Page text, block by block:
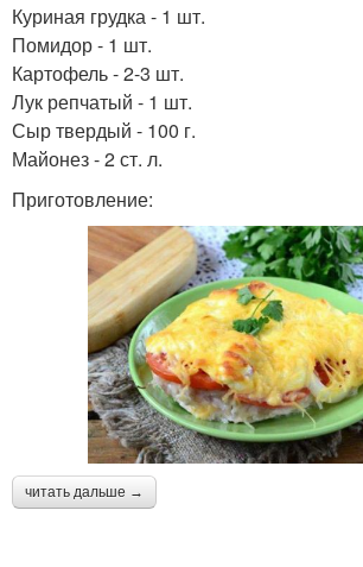
Куриная грудка - 1 шт.
Помидор - 1 шт.
Картофель - 2-3 шт.
Лук репчатый - 1 шт.
Сыр твердый - 100 г.
Майонез - 2 ст. л.
Приготовление:
читать дальше →